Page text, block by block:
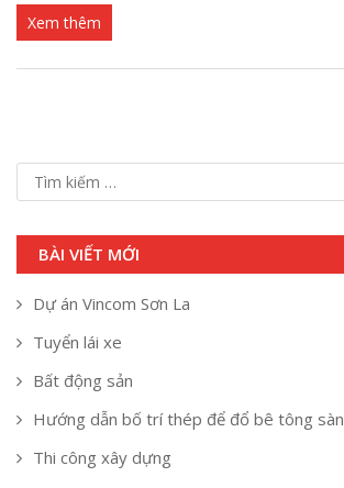
Xem thêm
BÀI VIẾT MỚI
Dự án Vincom Sơn La
Tuyển lái xe
Bất động sản
Hướng dẫn bố trí thép để đổ bê tông sàn
Thi công xây dựng